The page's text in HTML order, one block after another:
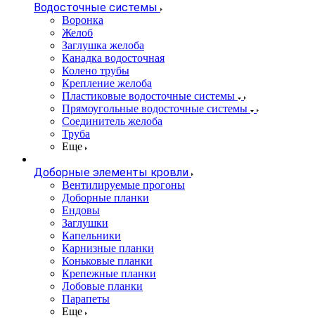
Водосточные системы
Воронка
Желоб
Заглушка желоба
Канадка водосточная
Колено трубы
Крепление желоба
Пластиковые водосточные системы
Прямоугольные водосточные системы
Соединитель желоба
Труба
Еще
Доборные элементы кровли
Вентилируемые прогоны
Доборные планки
Ендовы
Заглушки
Капельники
Карнизные планки
Коньковые планки
Крепежные планки
Лобовые планки
Парапеты
Еще